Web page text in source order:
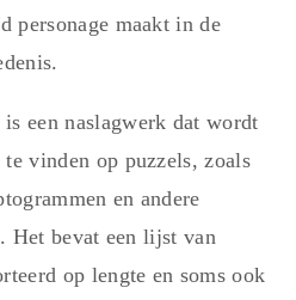
personage maakt in de
een naslagwerk dat wordt
vinden op puzzels, zoals
en andere
Het bevat een lijst van
op lengte en soms ook